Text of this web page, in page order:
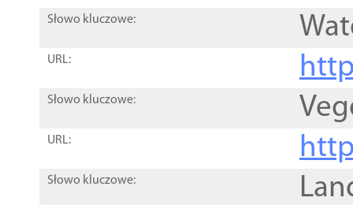
Słowo kluczowe:
URL:
Słowo kluczowe:
URL:
Słowo kluczowe: